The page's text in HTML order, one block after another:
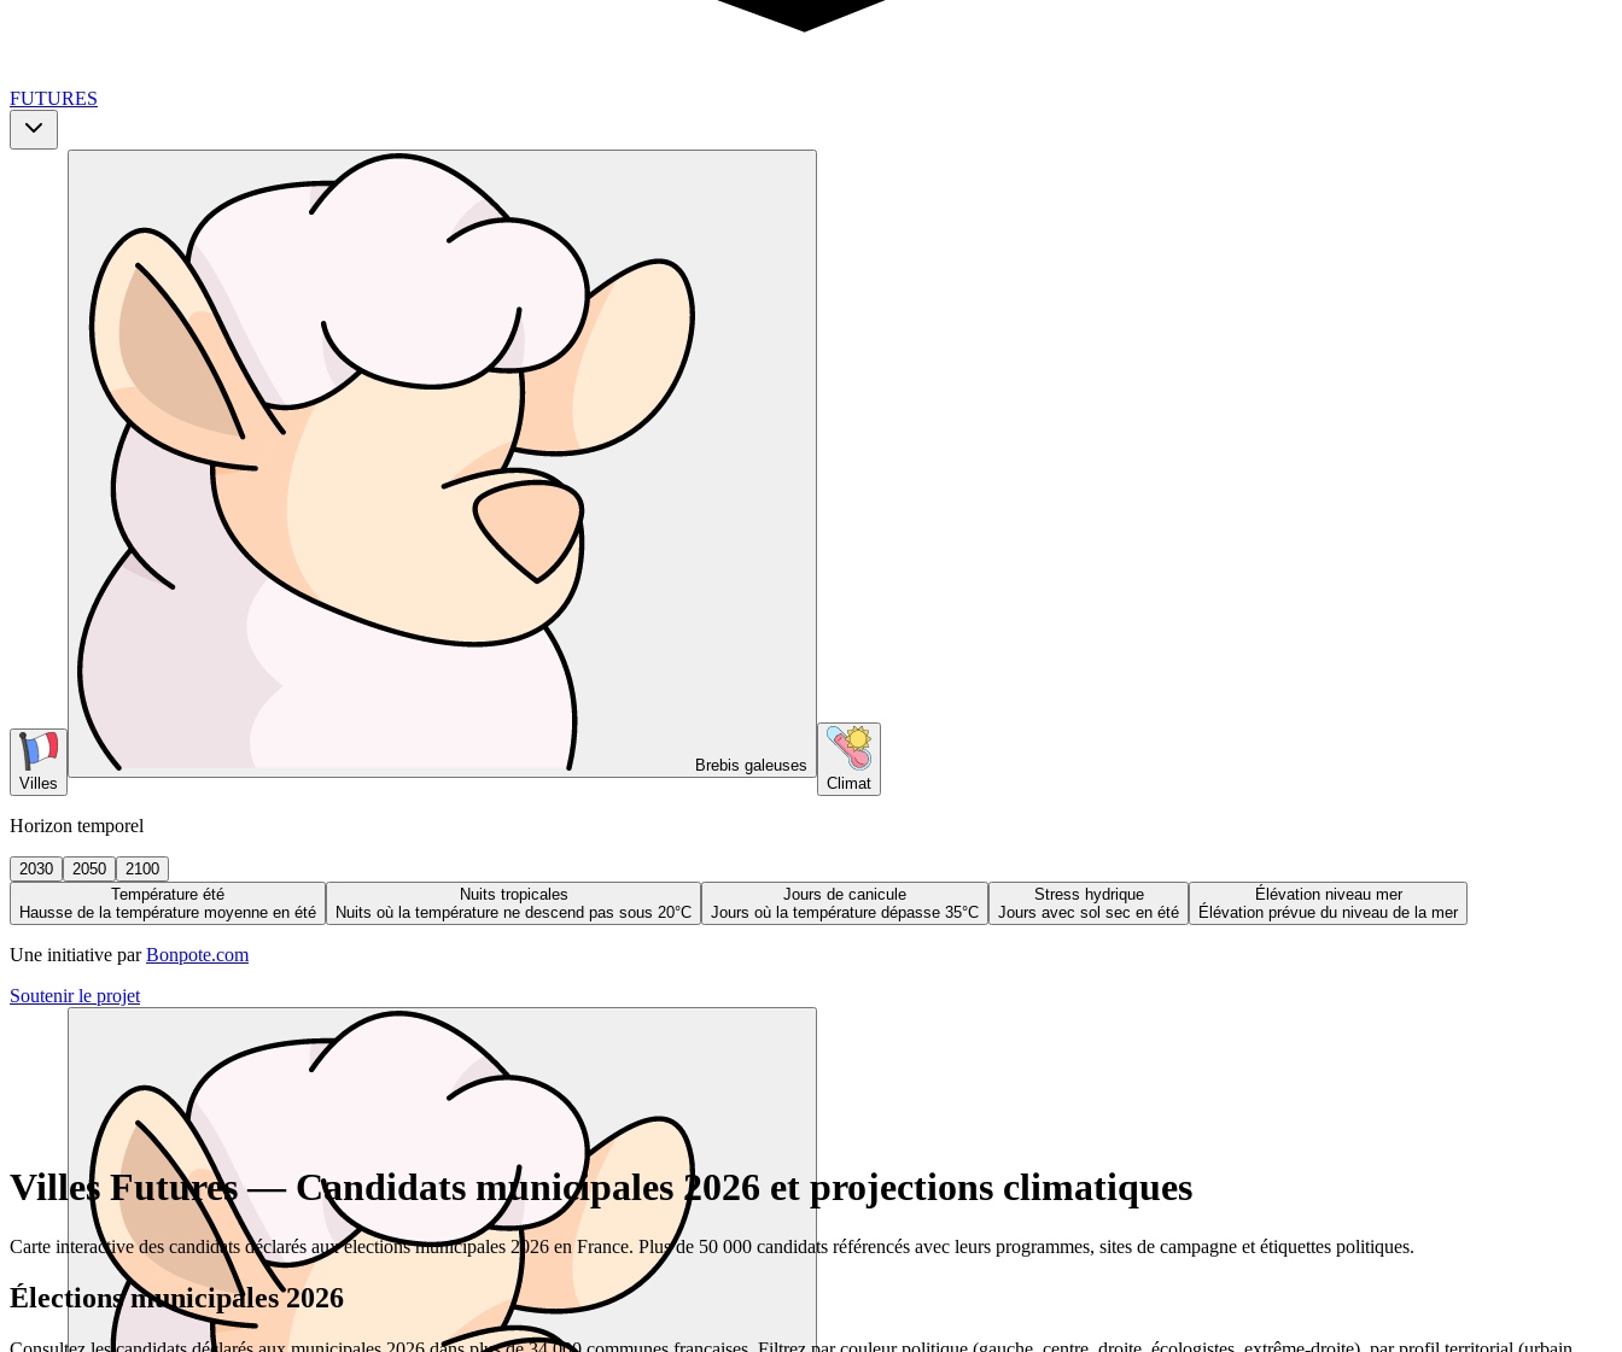
FUTURES
Villes
Brebis galeuses
Climat
Horizon temporel
2030 2050
2100
Température été
Hausse de la température moyenne en été
Nuits tropicales
Nuits où la température ne descend pas sous 20°C
Jours de canicule
Jours où la température dépasse 35°C
Stress hydrique
Jours avec sol sec en été
Élévation niveau mer
Élévation prévue du niveau de la mer
Une initiative par Bonpote.com
Soutenir le projet
Villes Futures — Candidats municipales 2026 et projections climatiques
Carte interactive des candidats déclarés aux élections municipales 2026 en France. Plus de 50 000 candidats référencés avec leurs programmes, sites de campagne et étiquettes politiques.
Élections municipales 2026